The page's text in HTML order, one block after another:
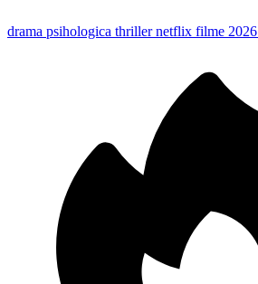
drama psihologica thriller netflix filme 2026